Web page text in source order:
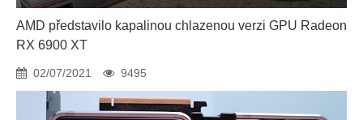
AMD představilo kapalinou chlazenou verzi GPU Radeon
RX 6900 XT
02/07/2021 9495